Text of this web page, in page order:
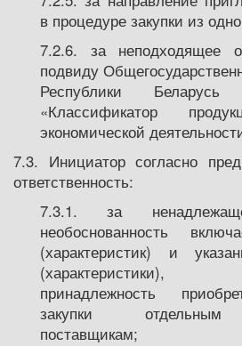
в процедуре закупки из
7.2.6. за неподходящее
подвиду
Республики
«Классификатор
экономической
7.3. Инициатор согласно
ответственность:
7.3.1. за
необоснованность
(характеристик) и
(характеристики),
принадлежность
закупки отдельным
поставщикам;